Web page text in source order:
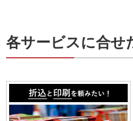
各サービスに合せ